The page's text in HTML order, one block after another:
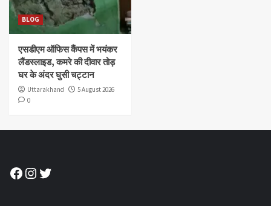
BLOG
एसडीएम ऑफिस कैंपस में भयंकर
लैंडस्लाइड, कमरे की दीवार तोड़
घर के अंदर घुसी चट्टान
Uttarakhand
5 August 2026
0
Facebook
Instagram
Twitter